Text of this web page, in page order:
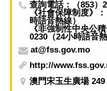
查詢電話：（853）
《社會保障制度》
時語音熱線）
《非強制性中央公
0230（24小時語音熱
at@fss.gov.mo
http://
澳門宋玉生廣場